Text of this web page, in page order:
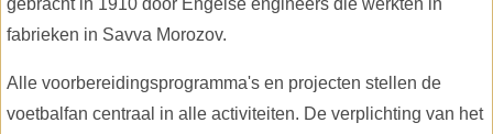
gebracht in 1910 door Engelse engineers die werkten in
fabrieken in Savva Morozov.
Alle voorbereidingsprogramma's en projecten stellen de
voetbalfan centraal in alle activiteiten. De verplichting van het